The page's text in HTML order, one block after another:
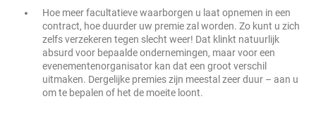
Hoe meer facultatieve waarborgen u laat opnemen in een
contract, hoe duurder uw premie zal worden. Zo kunt u zich
zelfs verzekeren tegen slecht weer! Dat klinkt natuurlijk
absurd voor bepaalde ondernemingen, maar voor een
evenementenorganisator kan dat een groot verschil
uitmaken. Dergelijke premies zijn meestal zeer duur – aan u
om te bepalen of het de moeite loont.